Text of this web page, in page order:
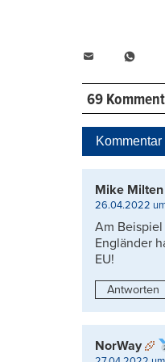
69
Mike Milten
26.04.2022
Am Beispiel
Engländer
EU!
Antworten
NorWay